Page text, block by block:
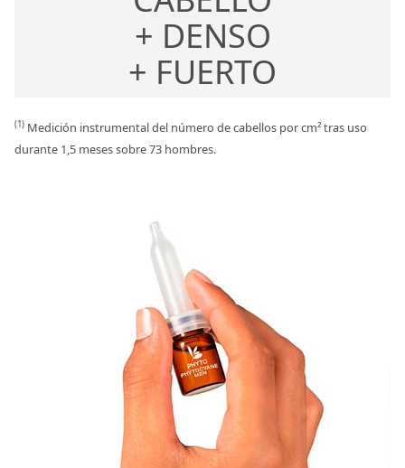
+ DENSO
+ FUERTO
(1) Medición instrumental del número de cabellos por cm² tras uso
durante 1,5 meses sobre 73 hombres.